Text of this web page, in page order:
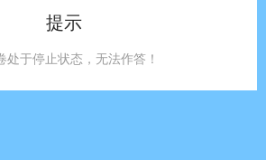
提示
处于停止状态，无法作答！